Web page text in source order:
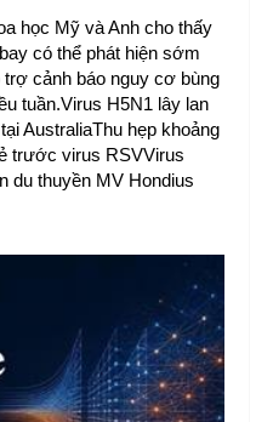
học Mỹ và Anh cho thấy
có thể phát hiện sớm
cảnh báo nguy cơ bùng
tuần.Virus H5N1 lây lan
AustraliaThu hẹp khoảng
trước virus RSVVirus
du thuyền MV Hondius